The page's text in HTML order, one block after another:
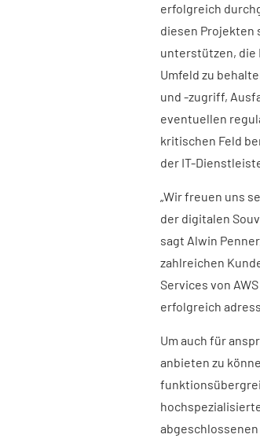
erfolgreich
diesen Projekten
unterstützen, die
Umfeld zu
und -zugriff,
eventuellen
kritischen Feld
der IT-
„Wir freuen uns
der digitalen
sagt Alwin
zahlreichen
Services von
erfolgreich
Um auch für
anbieten zu